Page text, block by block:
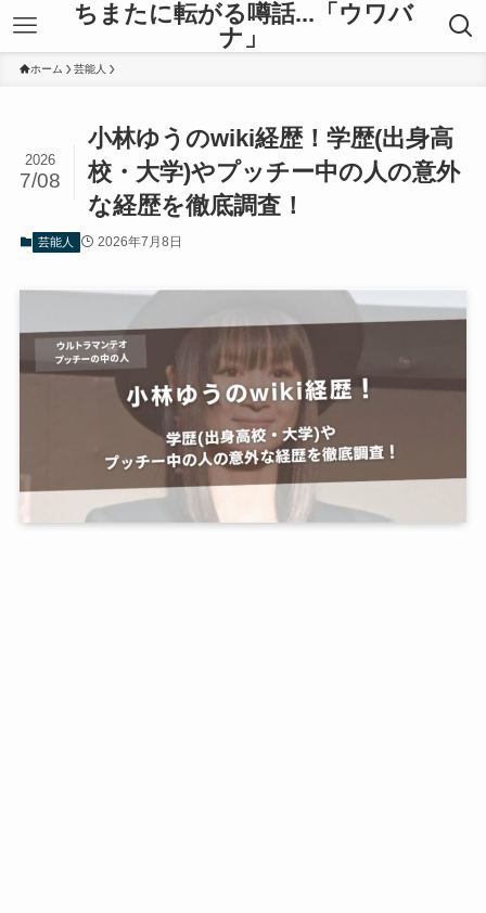
ちまたに転がる噂話...「ウワバ
ナ」
ホーム 芸能人
小林ゆうのwiki経歴！学歴(出身高
校・大学)やプッチー中の人の意外
な経歴を徹底調査！
2026
7/08
芸能人 2026年7月8日